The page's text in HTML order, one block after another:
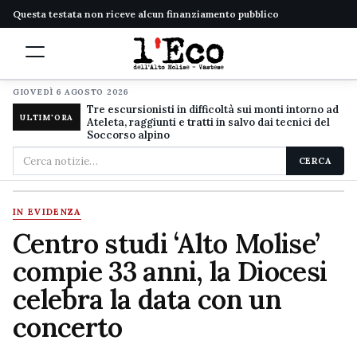
Questa testata non riceve alcun finanziamento pubblico
GIOVEDÌ 6 AGOSTO 2026
ULTIM'ORA
Tre escursionisti in difficoltà sui monti intorno ad
Ateleta, raggiunti e tratti in salvo dai tecnici del
Soccorso alpino
Cerca
nel
sito
CERCA
IN EVIDENZA
Centro studi ‘Alto Molise’
compie 33 anni, la Diocesi
celebra la data con un
concerto